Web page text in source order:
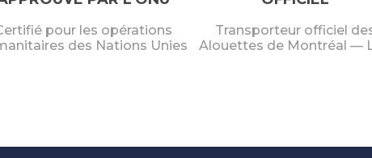
pour les opérations
des Nations Unies
Transporteur officiel
Alouettes de Montréal —